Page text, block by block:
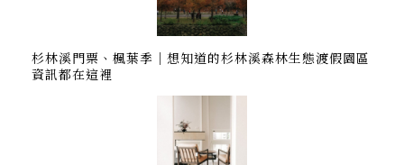
杉林溪門票、楓葉季｜想知道的杉林溪森林生態渡假園區
資訊都在這裡